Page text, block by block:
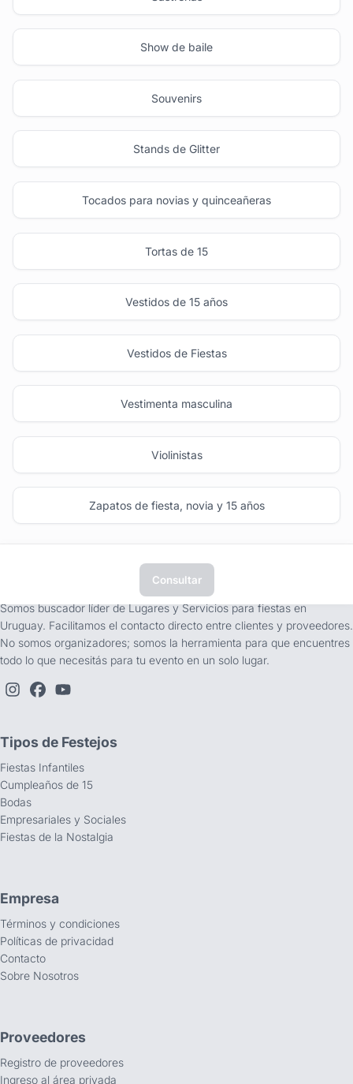
Show de baile
Souvenirs
Stands de Glitter
Tocados para novias y quinceañeras
Tortas de 15
Vestidos de 15 años
Vestidos de Fiestas
Vestimenta masculina
Violinistas
Zapatos de fiesta, novia y 15 años
Consultar
Somos buscador líder de Lugares y Servicios para fiestas en
Uruguay. Facilitamos el contacto directo entre clientes y proveedores.
No somos organizadores; somos la herramienta para que encuentres
todo lo que necesitás para tu evento en un solo lugar.
Tipos de Festejos
Fiestas Infantiles
Cumpleaños de 15
Bodas
Empresariales y Sociales
Fiestas de la Nostalgia
Empresa
Términos y condiciones
Políticas de privacidad
Contacto
Sobre Nosotros
Proveedores
Registro de proveedores
Ingreso al área privada